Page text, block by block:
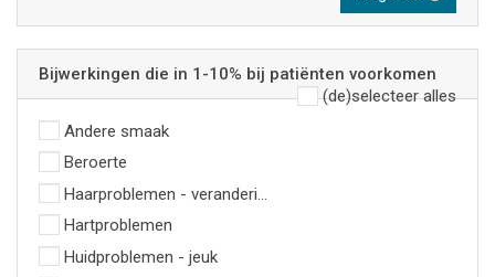
Bijwerkingen die in 1-10% bij patiënten voorkomen
(de)selecteer alles
Andere smaak
Beroerte
Haarproblemen - veranderingen aan het haar
Hartproblemen
Huidproblemen - jeuk